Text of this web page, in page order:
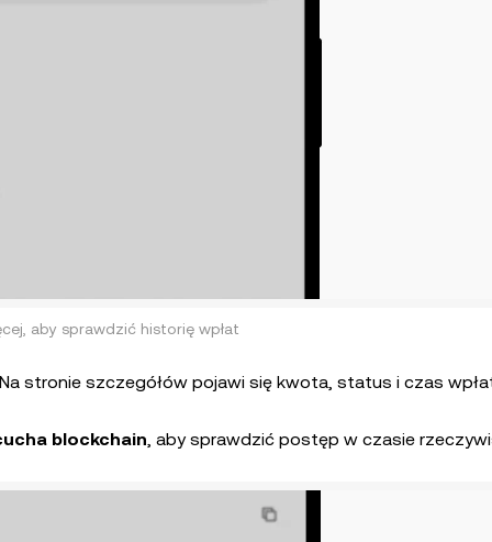
aby sprawdzić historię wpłat
stronie szczegółów pojawi się kwota, status i czas
blockchain, aby sprawdzić postęp w czasie